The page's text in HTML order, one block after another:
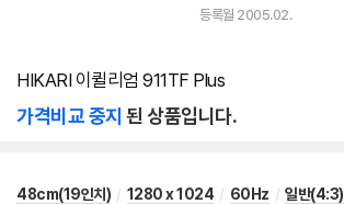
등록월 2005.02.
HIKARI 이퀼리엄 911TF Plus
가격비교 중지 된 상품입니다.
48cm(19인치) / 1280 x 1024 / 60Hz / 일반(4:3)